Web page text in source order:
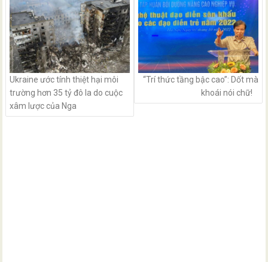
Ukraine ước tính thiệt hại môi
trường hơn 35 tỷ đô la do cuộc
xâm lược của Nga
“Trí thức tầng bậc cao”: Dốt mà
khoái nói chữ!